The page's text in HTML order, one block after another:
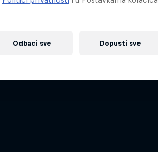
Odbaci sve Dopusti sve